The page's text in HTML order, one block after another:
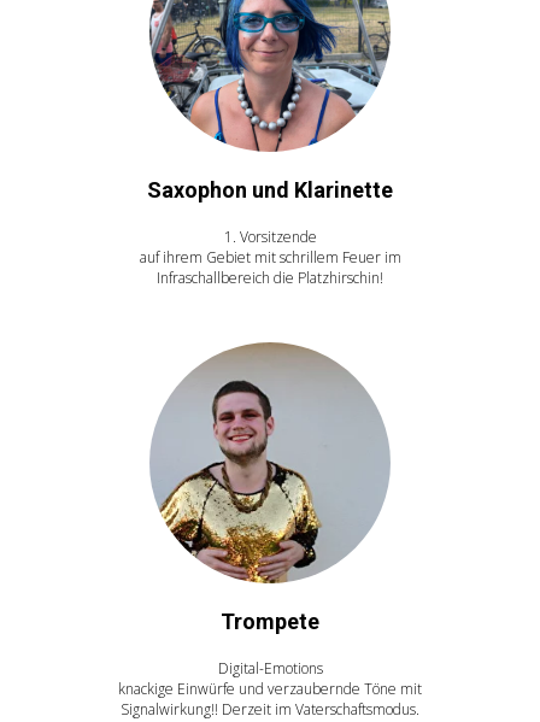
Saxophon und Klarinette
1. Vorsitzende
auf ihrem Gebiet mit schrillem Feuer im
Infraschallbereich die Platzhirschin!
Trompete
Digital-Emotions
knackige Einwürfe und verzaubernde Töne mit
Signalwirkung!! Derzeit im Vaterschaftsmodus.